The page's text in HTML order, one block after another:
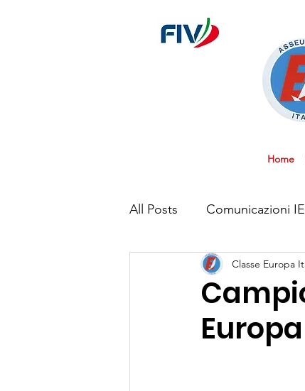
Home
All Posts Comunicazioni
Classe Europa